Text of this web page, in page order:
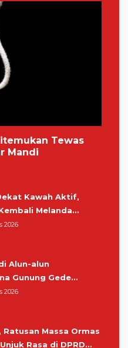
Tewas
Mandi
Kawah Aktif,
Melanda
Gede Pangrango
2026
Alun-alun
Gunung Gede
dan Warga
2026
Ratusan Massa Ormas
Rasa di DPRD